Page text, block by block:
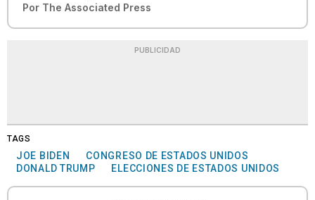
Por The Associated Press
PUBLICIDAD
TAGS
JOE BIDEN
CONGRESO DE ESTADOS UNIDOS
DONALD TRUMP
ELECCIONES DE ESTADOS UNIDOS